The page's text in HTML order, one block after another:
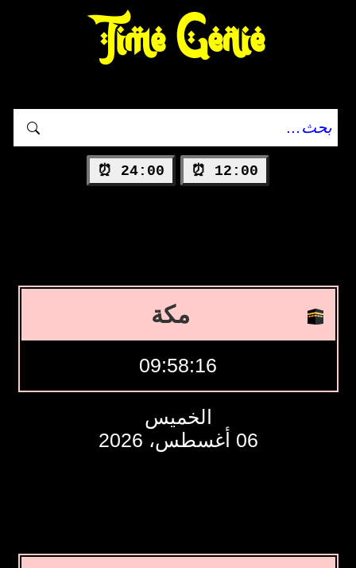
Time Genie
12:00 ⏰
24:00 ⏰
مكة
09:58:17
الخميس
06 أغسطس، 2026